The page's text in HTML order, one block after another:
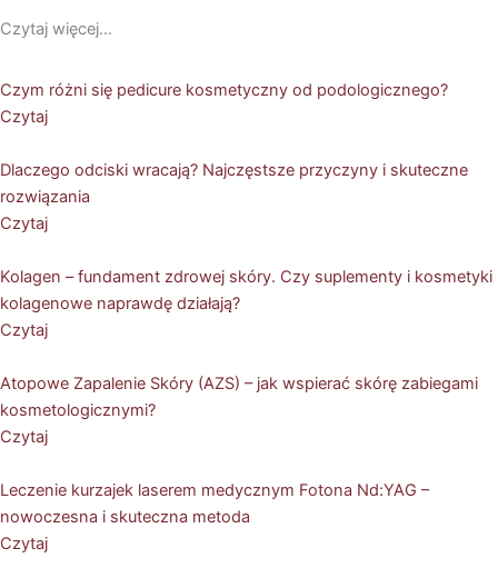
Czytaj więcej...
Czym różni się pedicure kosmetyczny od podologicznego?
Czytaj
Dlaczego odciski wracają? Najczęstsze przyczyny i skuteczne
rozwiązania
Czytaj
Kolagen – fundament zdrowej skóry. Czy suplementy i kosmetyki
kolagenowe naprawdę działają?
Czytaj
Atopowe Zapalenie Skóry (AZS) – jak wspierać skórę zabiegami
kosmetologicznymi?
Czytaj
Leczenie kurzajek laserem medycznym Fotona Nd:YAG –
nowoczesna i skuteczna metoda
Czytaj